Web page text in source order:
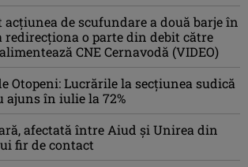
de scufundare a două barje în
redirecționa o parte din debit către
CNE Cernavodă (VIDEO)
Otopeni: Lucrările la secțiunea sudică
ajuns în iulie la 72%
afectată între Aiud şi Unirea din
fir de contact